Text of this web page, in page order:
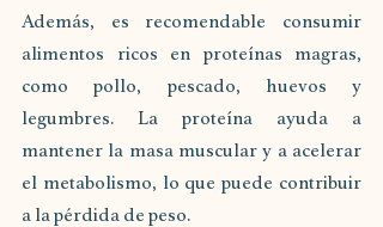
Además, es recomendable consumir
alimentos ricos en proteínas magras,
como pollo, pescado, huevos y
legumbres. La proteína ayuda a
mantener la masa muscular y a acelerar
el metabolismo, lo que puede contribuir
a la pérdida de peso.